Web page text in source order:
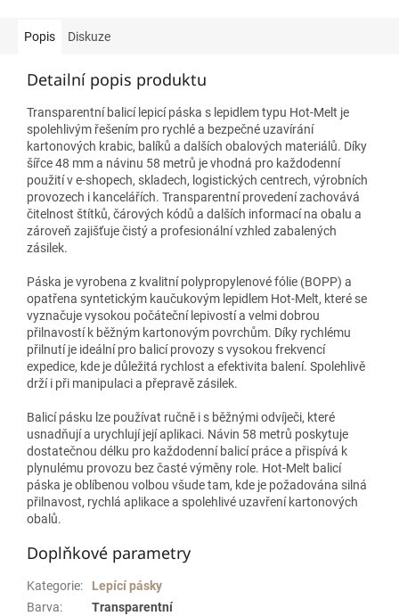
Popis Diskuze
Detailní popis produktu
Transparentní balicí lepicí páska s lepidlem typu Hot-Melt je
spolehlivým řešením pro rychlé a bezpečné uzavírání
kartonových krabic, balíků a dalších obalových materiálů. Díky
šířce 48 mm a návinu 58 metrů je vhodná pro každodenní
použití v e-shopech, skladech, logistických centrech, výrobních
provozech i kancelářích. Transparentní provedení zachovává
čitelnost štítků, čárových kódů a dalších informací na obalu a
zároveň zajišťuje čistý a profesionální vzhled zabalených
zásilek.
Páska je vyrobena z kvalitní polypropylenové fólie (BOPP) a
opatřena syntetickým kaučukovým lepidlem Hot-Melt, které se
vyznačuje vysokou počáteční lepivostí a velmi dobrou
přilnavostí k běžným kartonovým povrchům. Díky rychlému
přilnutí je ideální pro balicí provozy s vysokou frekvencí
expedice, kde je důležitá rychlost a efektivita balení. Spolehlivě
drží i při manipulaci a přepravě zásilek.
Balicí pásku lze používat ručně i s běžnými odvíječi, které
usnadňují a urychlují její aplikaci. Návin 58 metrů poskytuje
dostatečnou délku pro každodenní balicí práce a přispívá k
plynulému provozu bez časté výměny role. Hot-Melt balicí
páska je oblíbenou volbou všude tam, kde je požadována silná
přilnavost, rychlá aplikace a spolehlivé uzavření kartonových
obalů.
Doplňkové parametry
Kategorie:
Lepící pásky
Barva:
Transparentní